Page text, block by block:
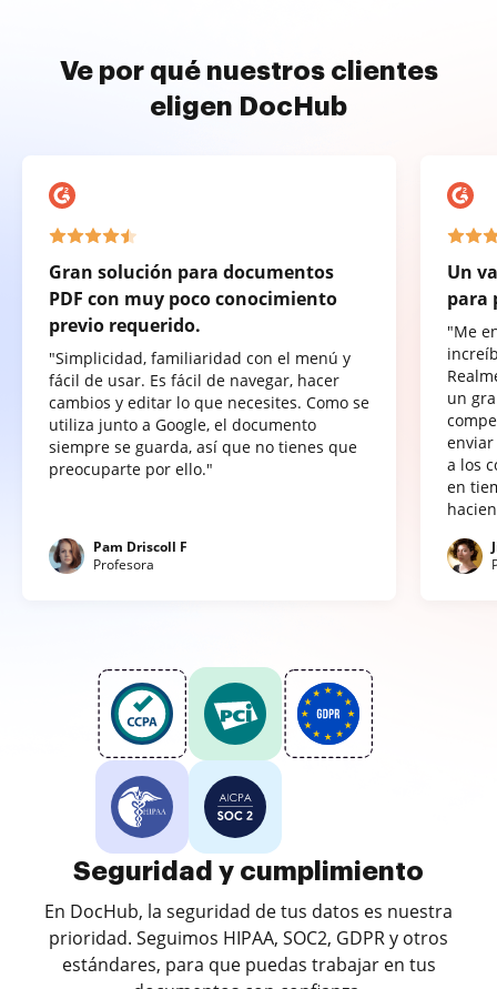
Ve por qué nuestros clientes
eligen DocHub
Gran solución para documentos
PDF con muy poco conocimiento
previo requerido.
"Simplicidad, familiaridad con el menú y
fácil de usar. Es fácil de navegar, hacer
cambios y editar lo que necesites. Como se
utiliza junto a Google, el documento
siempre se guarda, así que no tienes que
preocuparte por ello."
Pam Driscoll F
Profesora
Un
para
"Me
un
a los
en
Seguridad y cumplimiento
En DocHub, la seguridad de tus datos es nuestra
prioridad. Seguimos HIPAA, SOC2, GDPR y otros
estándares, para que puedas trabajar en tus